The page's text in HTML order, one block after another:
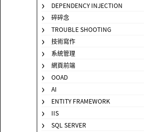
DEPENDENCY INJECTION
碎碎念
TROUBLE SHOOTING
技術寫作
系統管理
網頁前端
OOAD
AI
ENTITY FRAMEWORK
IIS
SQL SERVER